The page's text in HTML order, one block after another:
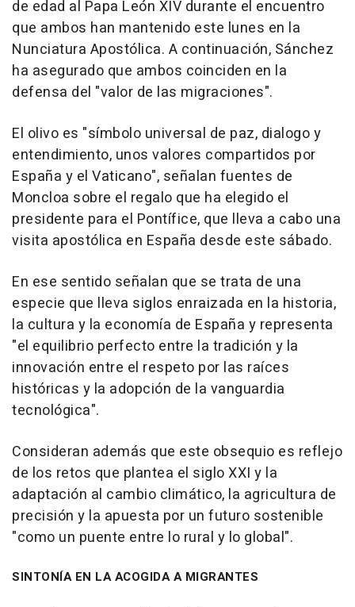
de edad al Papa León XIV durante el encuentro
que ambos han mantenido este lunes en la
Nunciatura Apostólica. A continuación, Sánchez
ha asegurado que ambos coinciden en la
defensa del "valor de las migraciones".
El olivo es "símbolo universal de paz, dialogo y
entendimiento, unos valores compartidos por
España y el Vaticano", señalan fuentes de
Moncloa sobre el regalo que ha elegido el
presidente para el Pontífice, que lleva a cabo una
visita apostólica en España desde este sábado.
En ese sentido señalan que se trata de una
especie que lleva siglos enraizada en la historia,
la cultura y la economía de España y representa
"el equilibrio perfecto entre la tradición y la
innovación entre el respeto por las raíces
históricas y la adopción de la vanguardia
tecnológica".
Consideran además que este obsequio es reflejo
de los retos que plantea el siglo XXI y la
adaptación al cambio climático, la agricultura de
precisión y la apuesta por un futuro sostenible
"como un puente entre lo rural y lo global".
SINTONÍA EN LA ACOGIDA A MIGRANTES